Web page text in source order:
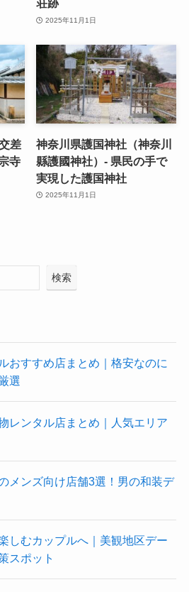
荘跡
2025年11月1日
差
寺
神奈川県護国神社（神奈川
縣護國神社）- 県民の手で
実現した護国神社
2025年11月1日
検索
おすすめ店まとめ｜格安なのに
選
レンタル店まとめ｜人気エリア
メンズ向け店舗3選！男の和装デ
しむカップルへ｜美観地区デー
スポット